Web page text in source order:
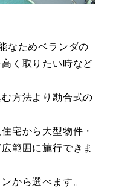
なためベランダの
く取りたい時など
方法より勘合式の
宅から大型物件・
範囲に施行できま
から選べます。